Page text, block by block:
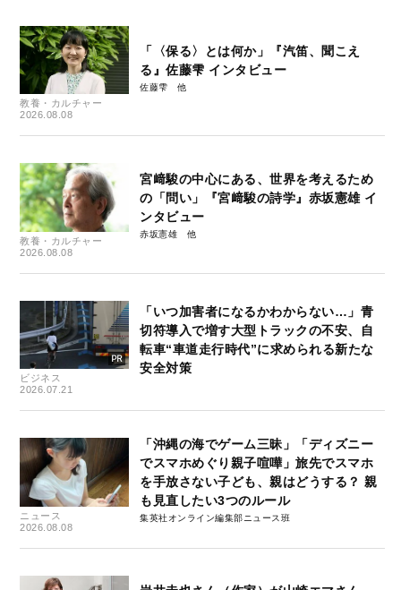
教養・カルチャー
2026.08.08
「〈保る〉とは何か」『汽笛、聞こえ
る』佐藤雫 インタビュー
佐藤雫
教養・カルチャー
2026.08.08
宮﨑駿の中心にある、世界を考えるため
の「問い」『宮﨑駿の詩学』赤坂憲雄 イ
ンタビュー
赤坂憲雄
ビジネス
2026.07.21
「いつ加害者になるかわからない…」青
切符導入で増す大型トラックの不安、自
転車“車道走行時代”に求められる新たな
安全対策
ニュース
2026.08.08
「沖縄の海でゲーム三昧」「ディズニー
でスマホめぐり親子喧嘩」旅先でスマホ
を手放さない子ども、親はどうする？ 親
も見直したい3つのルール
集英社オンライン編集部ニュース班